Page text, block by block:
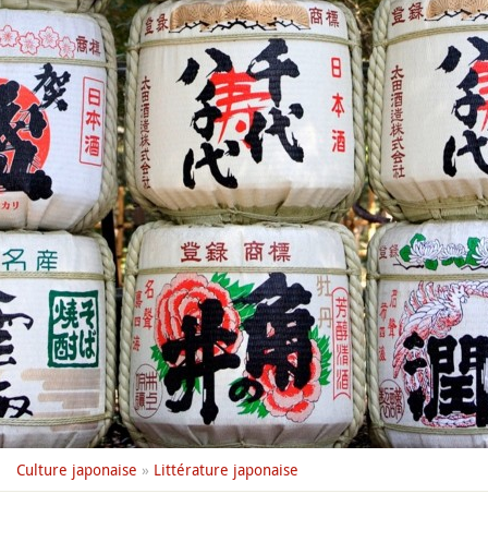
Culture japonaise » Littérature japonaise